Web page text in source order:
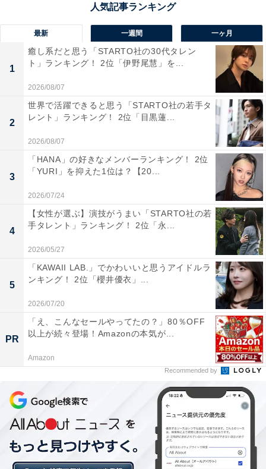
像市、太宰府市などで採用されているナンバープレート
の地名です。
「福岡」の地名は県庁所在地であること、また、日本だ
けでなく海外と“交通の玄関口”になっていることも、
人々にかっこいいという印象を与えているのかもしれま
せん。
アンケートの自由回答では、「九州で最も都会のイメー
ジだから」（埼玉県／50代男性）、「九州で栄えている
都市だから」（千葉県／30代女性）、「福岡の県庁所在
地で観光スポットもあり、魅力的だから」（愛知県／40
代女性）、「大都会だし、素敵なところだというイメー
ジがあるから」（徳島県／40代女性）などのコメントが
寄せられました。
※回答者コメントは原文ママです
＞4位までの全ランキング結果を見る
1990年生まれ。30代突入と同時期に未経験でライター業
を開始。日常系アニメと車好き。女性声優さんにも関心
をもち個人的にイベントへ参加している。現在の所有車
はスズキ ワゴンR（MH95S）。各地のアニメ作品の舞台
となった場所を聖地巡礼すべくドライブに出かける。
最新 一週間 一ヶ月
1
癒し系だと思う「STARTO社の30代タレン
ト」ランキング！ 2位「伊野尾慧」を...
2026/08/07
2
世界で活躍できると思う「STARTO社の若手タ
レント」ランキング！ 2位「目黒蓮...
2026/08/07
3
「HANA」の好きなメンバーランキング！ 2位
「YURI」を抑えた1位は？【20...
2026/07/24
4
【女性が選ぶ】演技がうまい「STARTO社の若
手タレント」ランキング！ 2位「永...
2026/05/27
5
「KAWAII LAB.」でかわいいと思うアイドルラ
ンキング！ 2位「櫻井優衣」...
2026/07/20
PR
「え、こんなセールやってたの？」80％OFF
以上が続々登場！Amazonの本気が...
Amazon
Recommended by